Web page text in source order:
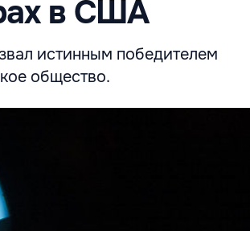
в США
истинным победителем
общество.